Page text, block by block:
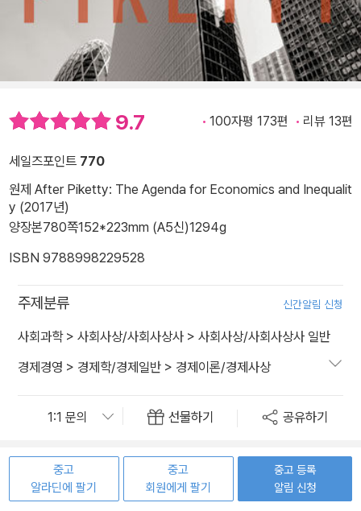
9.7 100자평 173편 리뷰 13편
세일즈포인트 770
원제 After Piketty: The Agenda for Economics and Inequalit
y (2017년)
양장본780쪽152*223mm (A5신)1294g
ISBN 9788998229528
주제분류 신간알림 신청
사회과학> 사회사상/사회사상사 > 사회사상/사회사상사 일반
경제경영 > 경제학/경제일반 > 경제이론/경제사상
선물하기 공유하기
중고
알라딘에 팔기
중고
회원에게 팔기
중고 등록
알림 신청